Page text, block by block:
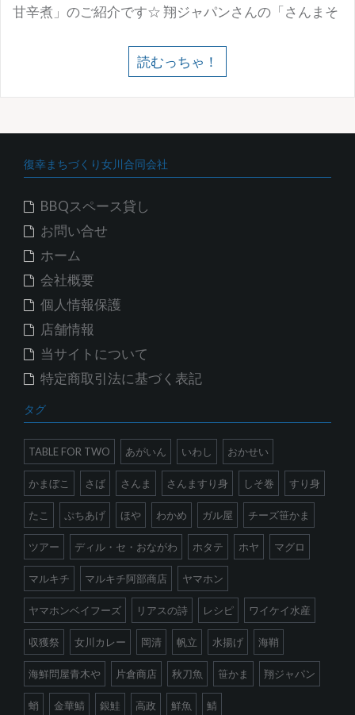
甘辛煮」のご紹介です☆ 翔ジャパンさんの「さんまそ
読むっちゃ！
復幸まちづくり女川合同会社
BBQスペース貸し
お問い合せ
ホーム
会社概要
個人情報保護
店舗情報
当サイトについて
特定商取引法に基づく表記
タグ
TABLE FOR TWO あがいん いわし おかせい
かまぼこ さば さんま さんますり身 しそ巻 すり身
たこ ぷちあげ ほや わかめ ガル屋 チーズ笹かま
ツアー ディル・セ・おながわ ホタテ ホヤ マグロ
マルキチ マルキチ阿部商店 ヤマホン
ヤマホンベイフーズ リアスの詩 レシピ ワイケイ水産
収獲祭 女川カレー 岡清 帆立 水揚げ 海鞘
海鮮問屋青木や 片倉商店 秋刀魚 笹かま 翔ジャパン
蛸 金華鯖 銀鮭 高政 鮮魚 鯖